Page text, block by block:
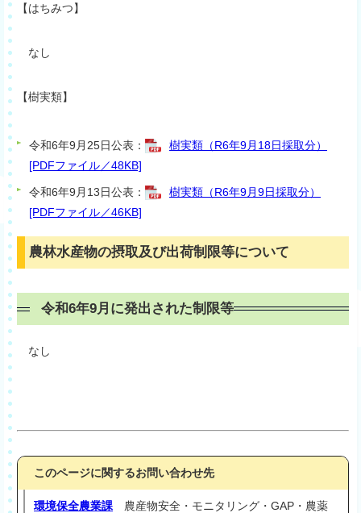
【はちみつ】
なし
【樹実類】
令和6年9月25日公表：
樹実類（R6年9月18日採取分）
[PDFファイル／48KB]
令和6年9月13日公表：
樹実類（R6年9月9日採取分）
[PDFファイル／46KB]
農林水産物の摂取及び出荷制限等について
令和6年9月に発出された制限等
なし
このページに関するお問い合わせ先
環境保全農業課 農産物安全・モニタリング・GAP・農薬